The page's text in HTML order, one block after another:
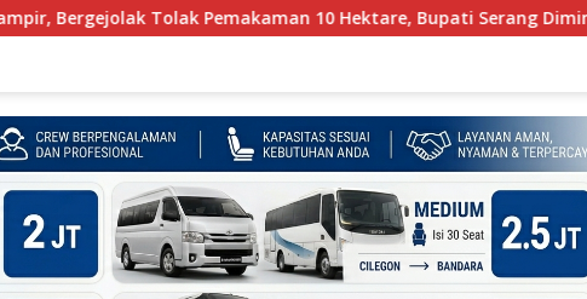
Pemakaman 10 Hektare, Bupati Serang Diminta Turun Tangan